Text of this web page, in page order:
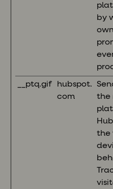
by
__ptq.gif
hubspot.
com
the
the